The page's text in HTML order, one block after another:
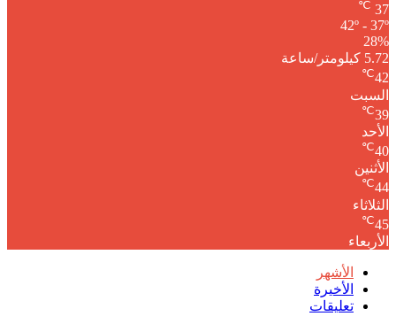
37
℃
42º - 37º
28%
5.72 كيلومتر/ساعة
42
℃
السبت
39
℃
الأحد
40
℃
الأثنين
44
℃
الثلاثاء
45
℃
الأربعاء
الأشهر
الأخيرة
تعليقات